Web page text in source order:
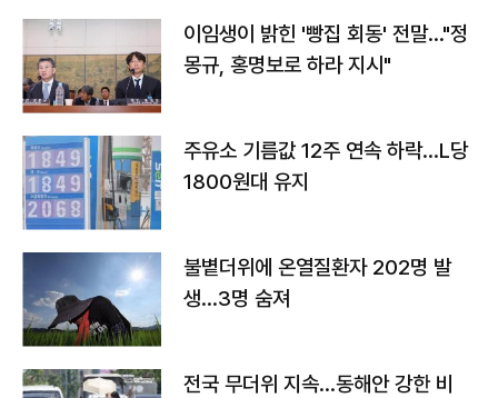
이임생이 밝힌 '빵집 회동' 전말…"정
몽규, 홍명보로 하라 지시"
주유소 기름값 12주 연속 하락…L당
1800원대 유지
불볕더위에 온열질환자 202명 발
생…3명 숨져
전국 무더위 지속…동해안 강한 비